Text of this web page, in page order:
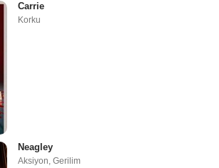
Carrie
Korku
Neagley
Aksiyon,Gerilim